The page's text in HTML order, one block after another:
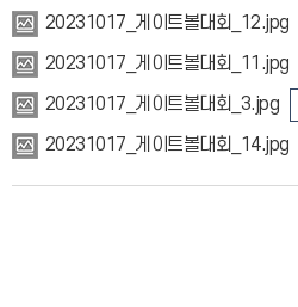
20231017_게이트볼대회_12.jpg
20231017_게이트볼대회_11.jpg
20231017_게이트볼대회_3.jpg
20231017_게이트볼대회_14.jpg